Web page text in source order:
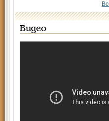
Видео